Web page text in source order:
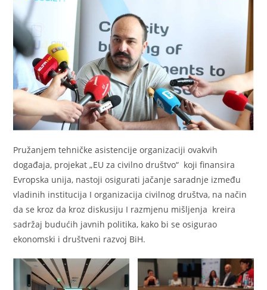
Pružanjem tehničke asistencije organizaciji ovakvih
događaja, projekat „EU za civilno društvo“ koji finansira
Evropska unija, nastoji osigurati jačanje saradnje između
vladinih institucija I organizacija civilnog društva, na način
da se kroz da kroz diskusiju I razmjenu mišljenja kreira
sadržaj budućih javnih politika, kako bi se osigurao
ekonomski i društveni razvoj BiH.